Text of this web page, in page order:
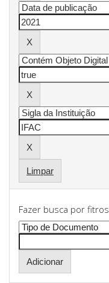
Limpar
Fazer busca por fitros